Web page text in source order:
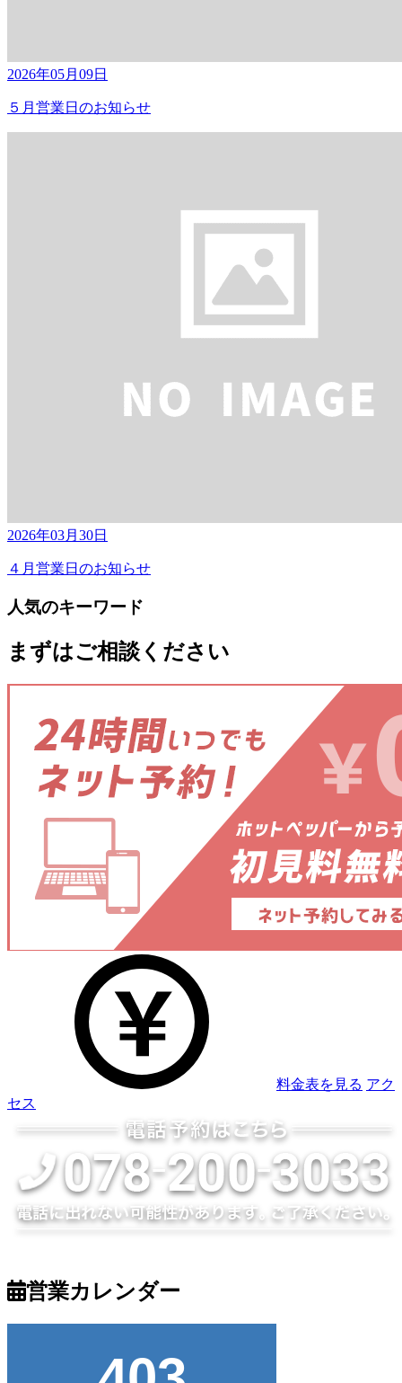
2026年05月09日
５月営業日のお知らせ
2026年03月30日
４月営業日のお知らせ
人気のキーワード
まずはご相談ください
料金表を見る アク
セス
営業カレンダー